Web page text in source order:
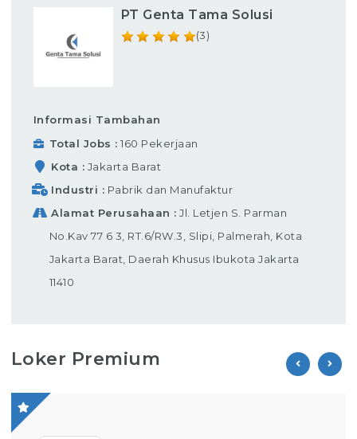
PT Genta Tama Solusi
(3)
Informasi Tambahan
Total Jobs
160 Pekerjaan
Kota
Jakarta Barat
Industri
Pabrik dan Manufaktur
Alamat Perusahaan
Jl. Letjen S. Parman
No.Kav 77 6 3, RT.6/RW.3, Slipi, Palmerah, Kota
Jakarta Barat, Daerah Khusus Ibukota Jakarta
11410
Loker Premium